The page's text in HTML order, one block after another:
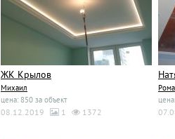
ЖК Крылов
Михаил
цена: 850 за объект
08.12.2019 1 1372